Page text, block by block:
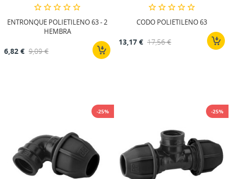
ENTRONQUE POLIETILENO 63 - 2
HEMBRA
6,82 € 9,09 €
CODO POLIETILENO 63
13,17 € 17,56 €
-25% -25%